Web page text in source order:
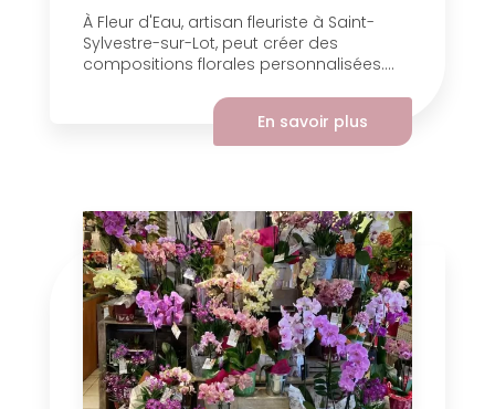
À Fleur d'Eau, artisan fleuriste à Saint-
Sylvestre-sur-Lot, peut créer des
compositions florales personnalisées....
En savoir plus